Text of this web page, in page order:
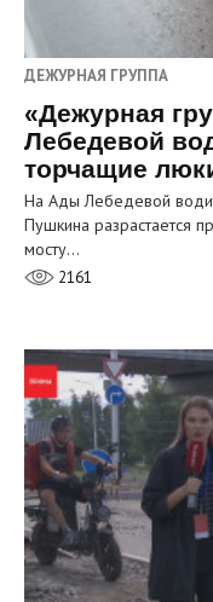
ДЕЖУРНАЯ ГРУППА
«Дежурная
Лебедевой
торчащие
На Ады Лебедевой
Пушкина разрастается
мосту…
2161